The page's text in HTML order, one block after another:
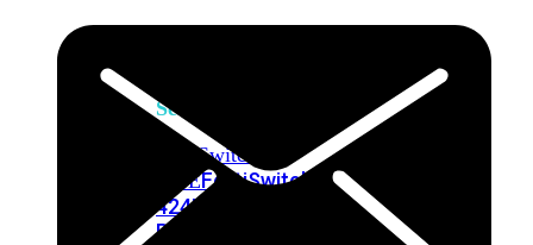
Series
FortiSwitch
424EFortiSwitch
424E-
POE